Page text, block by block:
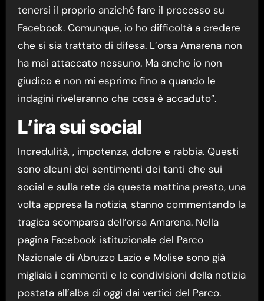
tenersi il proprio anziché fare il processo su
Facebook. Comunque, io ho difficoltà a credere
che si sia trattato di difesa. L’orsa Amarena non
ha mai attaccato nessuno. Ma anche io non
giudico e non mi esprimo fino a quando le
indagini riveleranno che cosa è accaduto”.
L’ira sui social
Incredulità, , impotenza, dolore e rabbia. Questi
sono alcuni dei sentimenti dei tanti che sui
social e sulla rete da questa mattina presto, una
volta appresa la notizia, stanno commentando la
tragica scomparsa dell’orsa Amarena. Nella
pagina Facebook istituzionale del Parco
Nazionale di Abruzzo Lazio e Molise sono già
migliaia i commenti e le condivisioni della notizia
postata all’alba di oggi dai vertici del Parco.